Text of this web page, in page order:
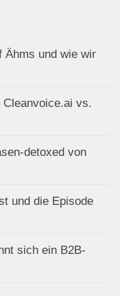
Ähms und wie wir
vs.
detoxed von
und die Episode
sich ein B2B-